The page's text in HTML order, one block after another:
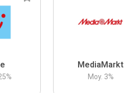
%
MediaMarkt
Moy. 3%